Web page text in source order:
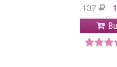
137